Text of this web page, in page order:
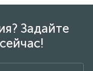
Задайте